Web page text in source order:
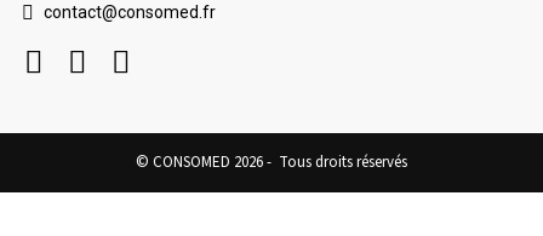
contact@consomed.fr
© CONSOMED 2026 - Tous droits réservés